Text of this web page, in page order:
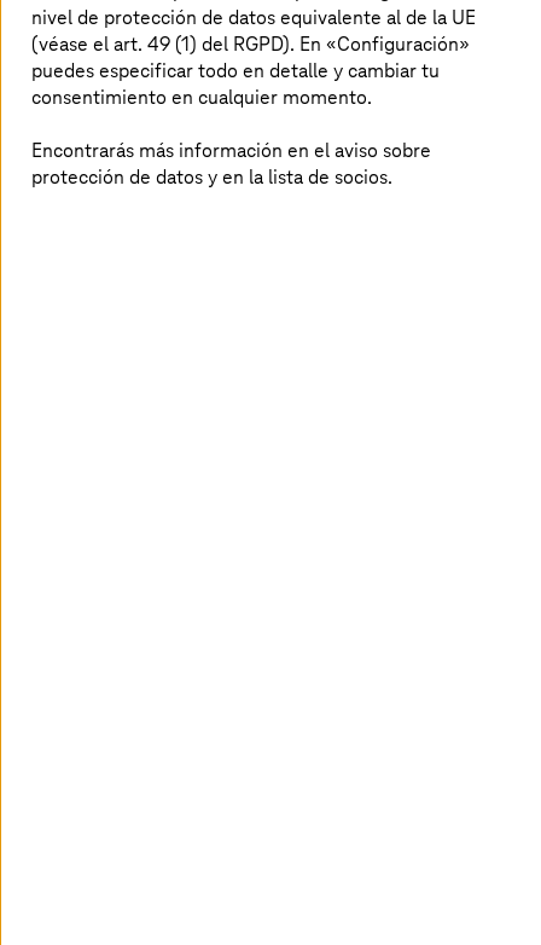
infraestructuras
Necesidad de un sistema de control sólido y
proactivo para gestionar eficazmente los futuros
picos de demanda
Solución deT-Systems
nivel de protección de datos equivalente al de la UE
(véase el art. 49 (1) del RGPD). En «Configuración»
puedes especificar todo en detalle y cambiar tu
consentimiento en cualquier momento.
Encontrarás más información en el aviso sobre
protección de datos y en la lista de socios.